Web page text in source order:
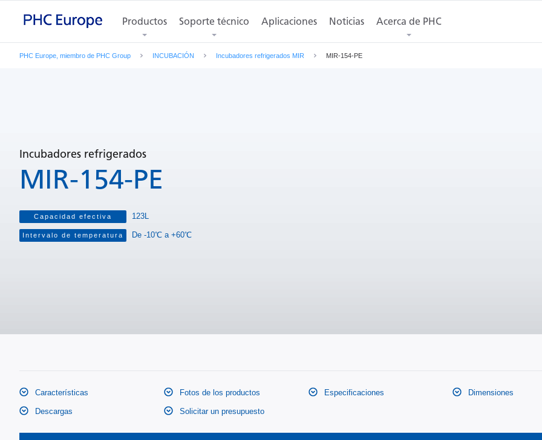
Productos Soporte técnico Aplicaciones Noticias Acerca de PHC
PHC Europe, miembro de PHC Group INCUBACIÓN Incubadores refrigerados MIR MIR-154-PE
Incubadores refrigerados
MIR-154-PE
Capacidad efectiva 123L
Intervalo de temperatura De -10℃ a +60℃
Características Fotos de los productos Especificaciones Dimensiones
Descargas Solicitar un presupuesto
Características Fotos de los productos Especificaciones Dimensiones Descargas